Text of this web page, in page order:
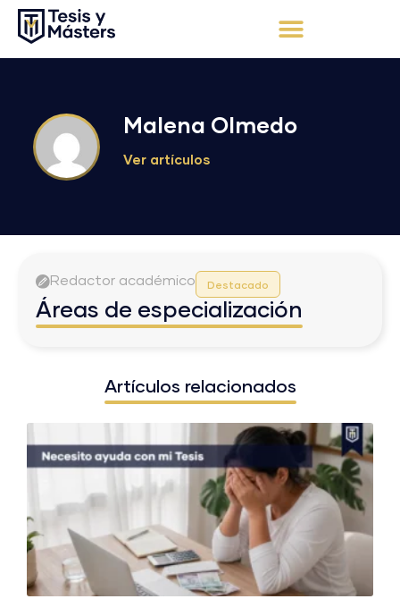
Malena Olmedo
Ver artículos
Redactor académico Destacado
Áreas de especialización
Artículos relacionados